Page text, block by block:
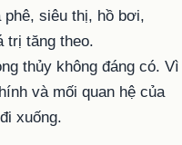
phê, siêu thị, hồ bơi,
trị tăng theo.
thủy không đáng có. Vì
và mối quan hệ của
xuống.